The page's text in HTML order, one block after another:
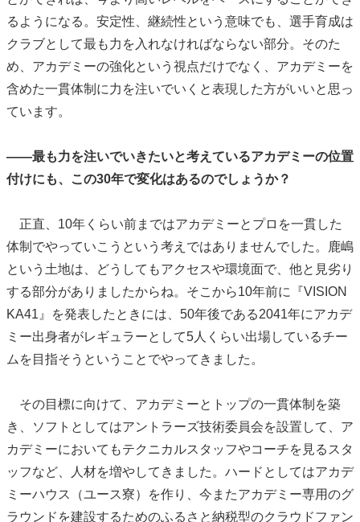
るようになる。安定性、継続性という意味でも、選手育成は
クラブとして最も力を入れなければならない部分。そのた
め、アカデミーの強化という視点だけでなく、アカデミーを
含めた一貫体制に力を注いでいくと表現した方がいいと思っ
ています。
――最も力を注いでいきたいと考えているアカデミーの位置
付けにも、この30年で変化はあるのでしょうか？
正直、10年くらい前まではアカデミーとプロを一貫した
体制でやっていこうという考えではありませんでした。鹿嶋
という土地は、どうしてもアクセスや環境面で、他と見劣り
する部分がありましたからね。そこから10年前に『VISION
KA41』を発表したときには、50年後である2041年にアカデ
ミー出身者がレギュラーとして5人くらい出場しているチー
ムを目指そうということでやってきました。
その目標に向けて、アカデミーとトップの一貫体制を築
き、ソフトとしてはアントラーズ技術委員会を設置して、ア
カデミーにおいてもテクニカルスタッフやコーチを見るスタ
ッフなど、人材を増やしてきました。ハードとしてはアカデ
ミーハウス（ユース寮）を作り、今またアカデミー専用のグ
ラウンドを建設するためのふるさと納税型のクラウドファン